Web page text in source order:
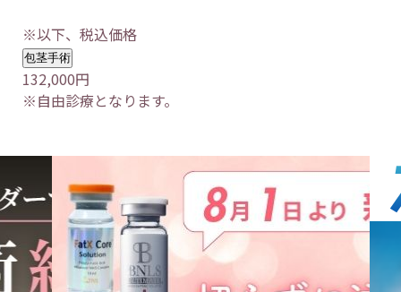
※以下、税込価格
包茎手術
132,000円
※自由診療となります。